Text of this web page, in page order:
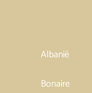
Albanië
Bonaire